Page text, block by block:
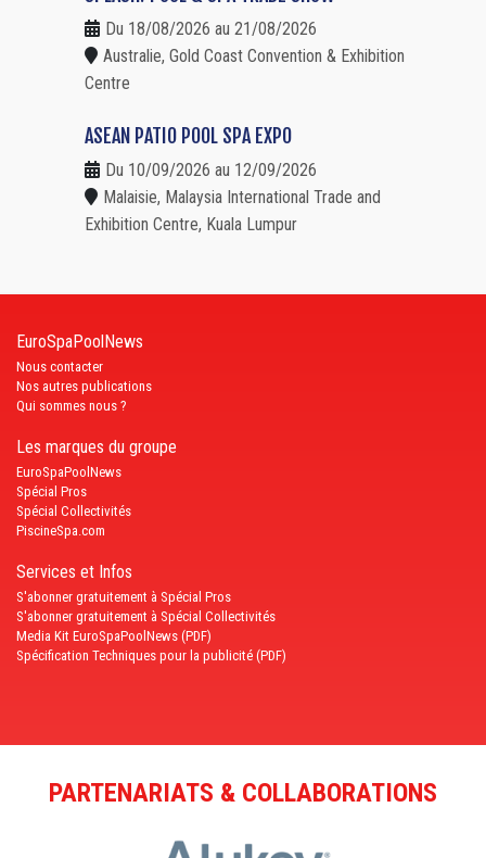
Du 18/08/2026 au 21/08/2026
Australie, Gold Coast Convention & Exhibition
Centre
ASEAN PATIO POOL SPA EXPO
Du 10/09/2026 au 12/09/2026
Malaisie, Malaysia International Trade and
Exhibition Centre, Kuala Lumpur
EuroSpaPoolNews
Nous contacter
Nos autres publications
Qui sommes nous ?
Les marques du groupe
EuroSpaPoolNews
Spécial Pros
Spécial Collectivités
PiscineSpa.com
Services et Infos
S'abonner gratuitement à Spécial Pros
S'abonner gratuitement à Spécial Collectivités
Media Kit EuroSpaPoolNews (PDF)
Spécification Techniques pour la publicité (PDF)
PARTENARIATS & COLLABORATIONS